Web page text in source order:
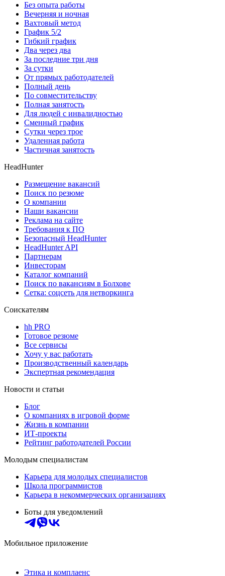
Без опыта работы
Вечерняя и ночная
Вахтовый метод
График 5/2
Гибкий график
Два через два
За последние три дня
За сутки
От прямых работодателей
Полный день
По совместительству
Полная занятость
Для людей с инвалидностью
Сменный график
Сутки через трое
Удаленная работа
Частичная занятость
HeadHunter
Размещение вакансий
Поиск по резюме
О компании
Наши вакансии
Реклама на сайте
Требования к ПО
Безопасный HeadHunter
HeadHunter API
Партнерам
Инвесторам
Каталог компаний
Поиск по вакансиям в Болхове
Сетка: соцсеть для нетворкинга
Соискателям
hh PRO
Готовое резюме
Все сервисы
Хочу у вас работать
Производственный календарь
Экспертная рекомендация
Новости и статьи
Блог
О компаниях в игровой форме
Жизнь в компании
ИТ-проекты
Рейтинг работодателей России
Молодым специалистам
Карьера для молодых специалистов
Школа программистов
Карьера в некоммерческих организациях
Боты для уведомлений
Мобильное приложение
Этика и комплаенс